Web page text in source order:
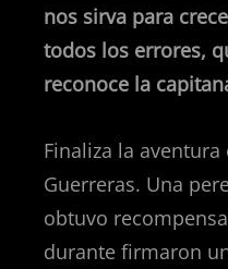
nos sirva para
todos los errores,
reconoce la
Finaliza la
Guerreras. Una
obtuvo
durante firmaron